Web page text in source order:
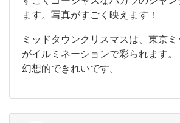
デ
ー
ト
の
定
番
と
ョ
ン
、
高
層
ビ
に
ます。写真がすごく映えます！
ミッドタウンクリスマスは、東京
がイルミネーションで彩られます。
幻想的できれいです。